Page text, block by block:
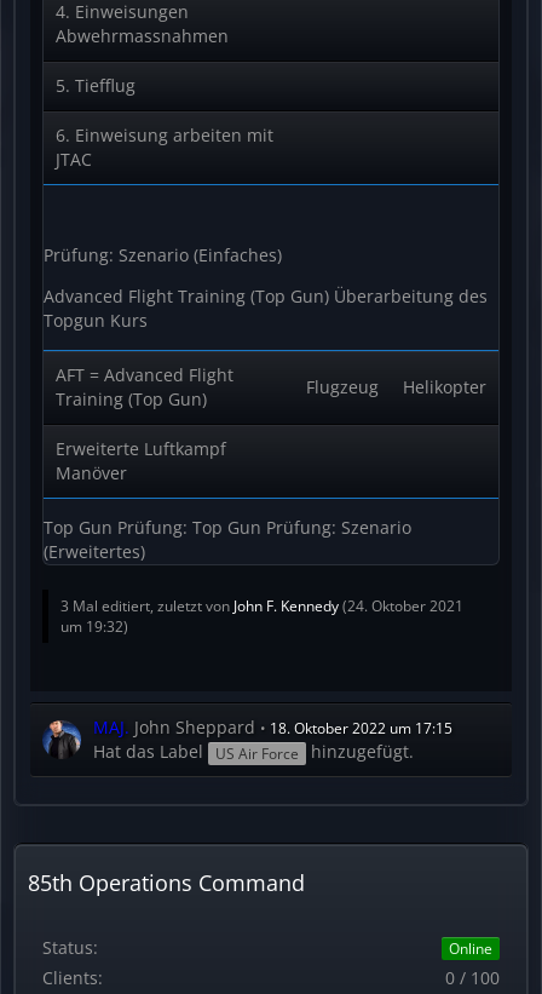
4. Einweisungen
Abwehrmassnahmen
5. Tiefflug
6. Einweisung arbeiten mit
JTAC
Prüfung: Szenario (Einfaches)
Advanced Flight Training (Top Gun) Überarbeitung des
Topgun Kurs
AFT = Advanced Flight
Training (Top Gun)
Flugzeug Helikopter
Erweiterte Luftkampf
Manöver
Top Gun Prüfung: Top Gun Prüfung: Szenario
(Erweitertes)
3 Mal editiert, zuletzt von John F. Kennedy(24. Oktober 2021
um 19:32)
MAJ. John Sheppard 18. Oktober 2022 um 17:15
Hat das Label US Air Force hinzugefügt.
85th Operations Command
Status: Online
Clients: 0 / 100